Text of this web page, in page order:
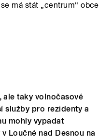
má stát „centrum“ obce
ale taky volnočasové
služby pro rezidenty a
mohly vypadat
Loučné nad Desnou na